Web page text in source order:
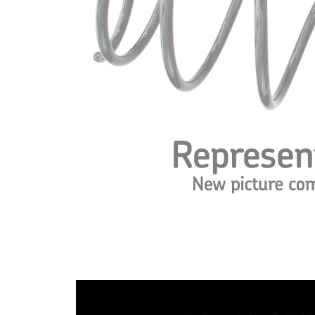
průměrem
Vnější
průměr
107 mm
Barevné
značení –
modrá